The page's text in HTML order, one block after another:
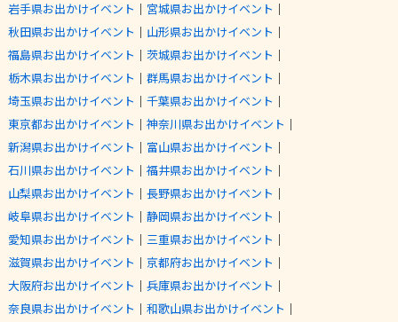
岩手県お出かけイベント ｜ 宮城県お出かけイベント ｜
秋田県お出かけイベント ｜ 山形県お出かけイベント ｜
福島県お出かけイベント ｜ 茨城県お出かけイベント ｜
栃木県お出かけイベント ｜ 群馬県お出かけイベント ｜
埼玉県お出かけイベント ｜ 千葉県お出かけイベント ｜
東京都お出かけイベント ｜ 神奈川県お出かけイベント ｜
新潟県お出かけイベント ｜ 富山県お出かけイベント ｜
石川県お出かけイベント ｜ 福井県お出かけイベント ｜
山梨県お出かけイベント ｜ 長野県お出かけイベント ｜
岐阜県お出かけイベント ｜ 静岡県お出かけイベント ｜
愛知県お出かけイベント ｜ 三重県お出かけイベント ｜
滋賀県お出かけイベント ｜ 京都府お出かけイベント ｜
大阪府お出かけイベント ｜ 兵庫県お出かけイベント ｜
奈良県お出かけイベント ｜ 和歌山県お出かけイベント ｜